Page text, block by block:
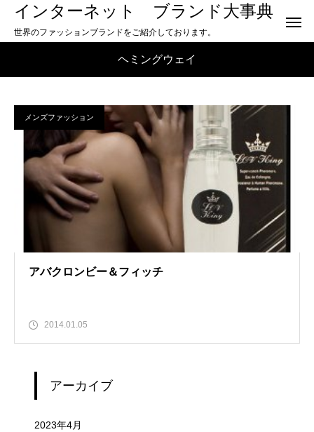
インターネット ブランド大事典
世界のファッションブランドをご紹介しております。
ヘミングウェイ
メンズファッション
アバクロンビー＆フィッチ
2014.01.05
アーカイブ
2023年4月